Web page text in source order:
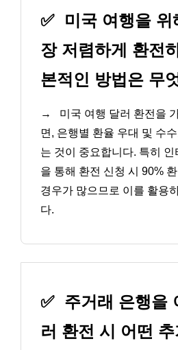
✅
미국 여행을
장 저렴하게 환전
본적인 방법은 무
→
미국 여행 달러 환전을
면, 은행별 환율 우대 및 수
는 것이 중요합니다. 특히
을 통해 환전 신청 시 90%
경우가 많으므로 이를 활용
다.
✅ 주거래 은행을
러 환전 시 어떤